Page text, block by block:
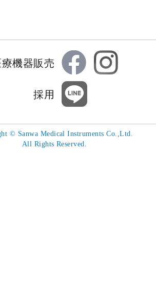
療機器販売
採用
© Sanwa Medical Instruments Co.,Ltd.
All Rights Reserved.